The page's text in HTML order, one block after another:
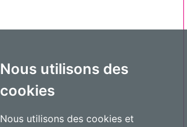
Nous utilisons des
cookies
Nous utilisons des cookies et